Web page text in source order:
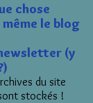
chose
le blog
(y
du site
stockés !